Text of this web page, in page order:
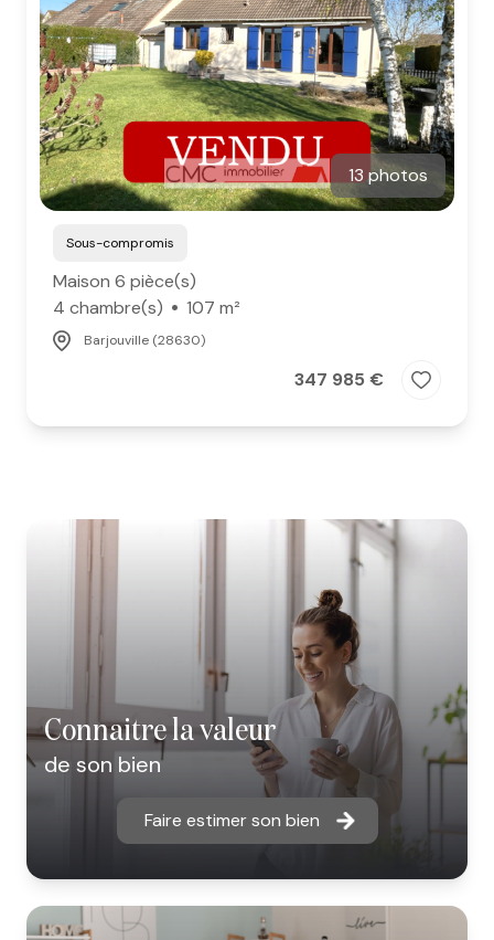
13 photos
Sous-compromis
Maison 6 pièce(s)
4 chambre(s)
107 m²
Barjouville (28630)
347 985 €
connaitre la valeur
de son bien
Faire estimer son bien